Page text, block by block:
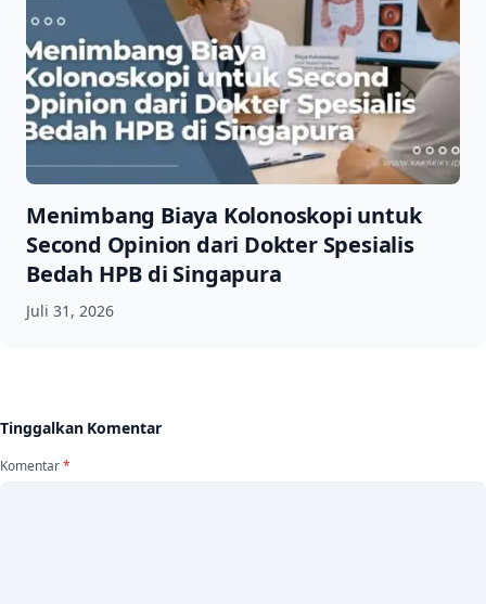
Menimbang Biaya Kolonoskopi untuk
Second Opinion dari Dokter Spesialis
Bedah HPB di Singapura
Juli 31, 2026
Tinggalkan Komentar
Komentar *